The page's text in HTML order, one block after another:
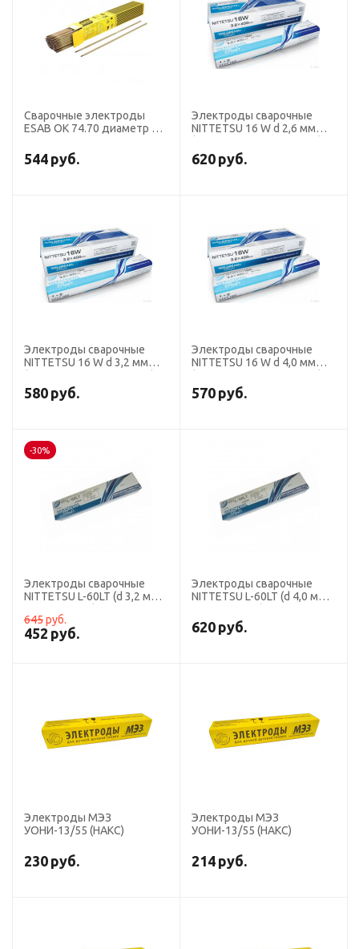
Сварочные электроды
ESAB OK 74.70 диаметр 3,2
544 руб.
Электроды сварочные
NITTETSU 16 W d 2,6 мм
620 руб.
Электроды сварочные
NITTETSU 16 W d 3,2 мм
580 руб.
Электроды сварочные
NITTETSU 16 W d 4,0 мм
570 руб.
-30%
Электроды сварочные
NITTETSU L-60LT (d 3,2 мм;
645руб.
452 руб.
Электроды сварочные
NITTETSU L-60LT (d 4,0 мм;
620 руб.
Электроды МЭЗ
УОНИ-13/55 (НАКС)
230 руб.
Электроды МЭЗ
УОНИ-13/55 (НАКС)
214 руб.